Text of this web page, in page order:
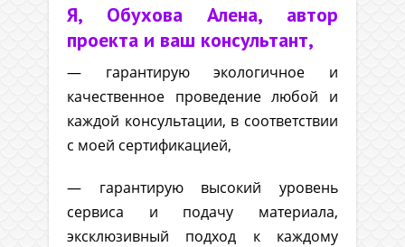
Я, Обухова Алена, автор
проекта и ваш консультант,
— гарантирую экологичное и
качественное проведение любой и
каждой консультации, в соответствии
с моей сертификацией,
— гарантирую высокий уровень
сервиса и подачу материала,
эксклюзивный подход к каждому